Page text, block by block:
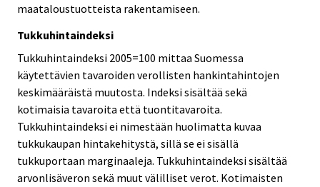
maataloustuotteista rakentamiseen.
Tukkuhintaindeksi
Tukkuhintaindeksi 2005=100 mittaa Suomessa
käytettävien tavaroiden verollisten hankintahintojen
keskimääräistä muutosta. Indeksi sisältää sekä
kotimaisia tavaroita että tuontitavaroita.
Tukkuhintaindeksi ei nimestään huolimatta kuvaa
tukkukaupan hintakehitystä, sillä se ei sisällä
tukkuportaan marginaaleja. Tukkuhintaindeksi sisältää
arvonlisäveron sekä muut välilliset verot. Kotimaisten